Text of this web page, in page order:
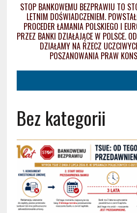
STOP BANKOWEMU BEZPRAWIU TO
LETNIM DOŚWIADCZENIEM.
PROCEDER ŁAMANIA POLSKIEGO I
PRZEZ BANKI DZIAŁAJĄCE W POLSCE.
DZIAŁAMY NA RZECZ
POSZANOWANIA PRAW
Bez kategorii